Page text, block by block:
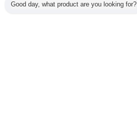
Todos los productos
Good day, what product are you looking for?